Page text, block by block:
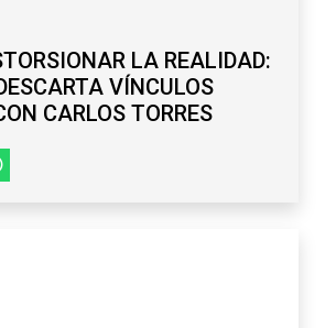
LA REALIDAD:
VÍNCULOS
CARLOS TORRES